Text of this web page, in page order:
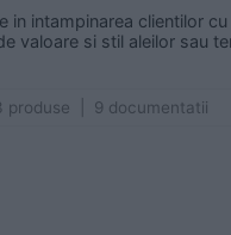
in intampinarea clientilor
valoare si stil aleilor sau
produse | 9 documentatii